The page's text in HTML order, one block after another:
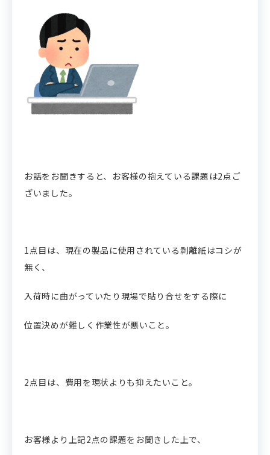
お話をお聞きすると、お客様の抱えている課題は2点ご
ざいました。
1点目は、現在の製品に使用されている剥離紙はコシが
無く、
入荷時に曲がっていたり現場で貼り合せをする際に
位置決めが難しく作業性が悪いこと。
2点目は、費用を現状よりも抑えたいこと。
お客様より上記2点の課題をお聞きした上で、